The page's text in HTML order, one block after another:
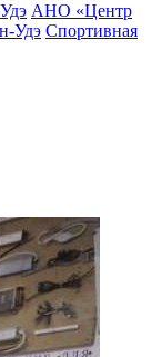
АНО «Центр
Удэ Спортивная